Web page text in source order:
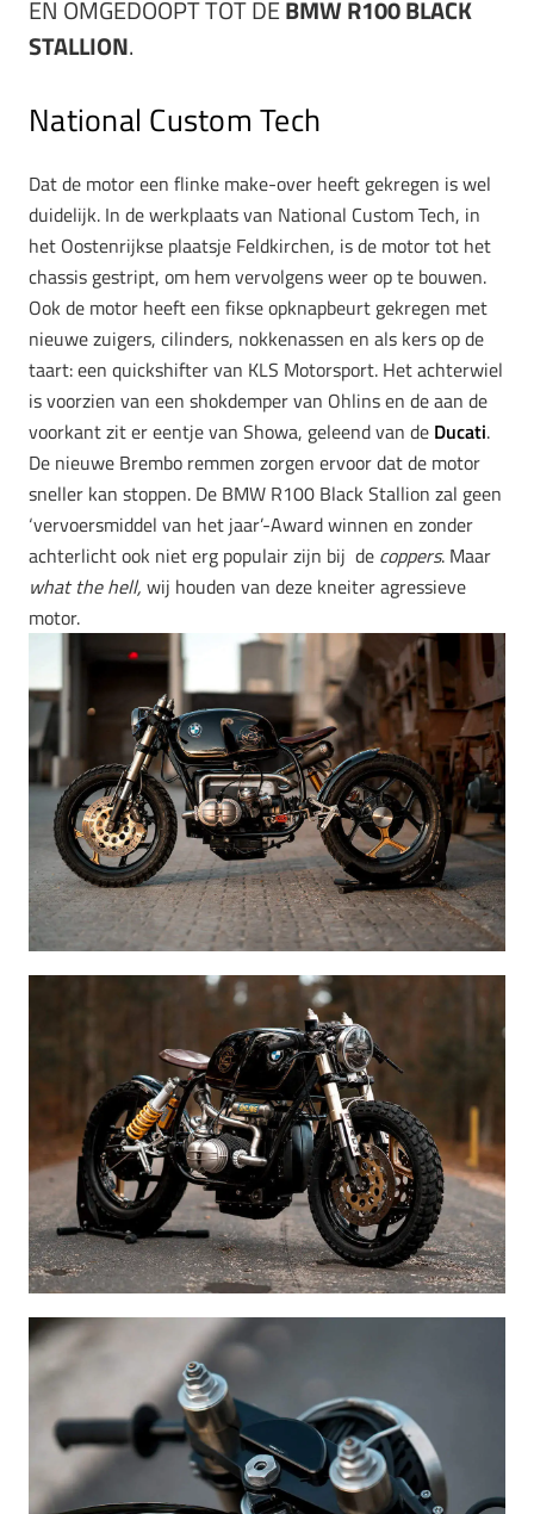
EN OMGEDOOPT TOT DEBMW R100 BLACK
STALLION.
National Custom Tech
Dat de motor een flinke make-over heeft gekregen is wel
duidelijk. In de werkplaats van National Custom Tech, in
het Oostenrijkse plaatsje Feldkirchen, is de motor tot het
chassis gestript, om hem vervolgens weer op te bouwen.
Ook de motor heeft een fikse opknapbeurt gekregen met
nieuwe zuigers, cilinders, nokkenassen en als kers op de
taart: een quickshifter van KLS Motorsport. Het achterwiel
is voorzien van een shokdemper van Ohlins en de aan de
voorkant zit er eentje van Showa, geleend van de Ducati.
De nieuwe Brembo remmen zorgen ervoor dat de motor
sneller kan stoppen. De BMW R100 Black Stallion zal geen
‘vervoersmiddel van het jaar’-Award winnen en zonder
achterlicht ook niet erg populair zijn bij de coppers. Maar
what the hell, wij houden van deze kneiter agressieve
motor.